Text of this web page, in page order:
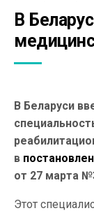
В
В Беларуси
в
от 27 марта
Этот